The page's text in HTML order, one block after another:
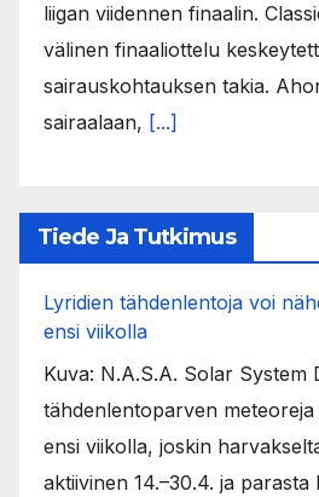
liigan viidennen finaalin.
välinen finaaliottelu
sairauskohtauksen takia.
sairaalaan, [...]
Tiede Ja Tutkimus
Lyridien tähdenlentoja voi
ensi viikolla
Kuva: N.A.S.A. Solar System
tähdenlentoparven
ensi viikolla, joskin
aktiivinen 14.–30.4. ja